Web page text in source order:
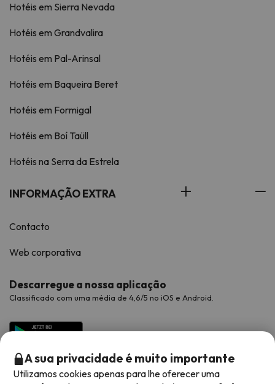
Hotéis em Sierra Nevada
Hotéis em Grandvalira
Hotéis em Pal-Arinsal
Hotéis em Baqueira Beret
Hotéis em Formigal
Hotéis em Boí Taüll
Hotéis na Serra da Estrela
INFORMAÇÃO EXTRA
Contacto
Web corporativa
Descarregue a nossa aplicação
Classificado com uma média de 4,6/5 no iOS e Android.
A sua privacidade é muito importante
Utilizamos cookies apenas para lhe oferecer uma